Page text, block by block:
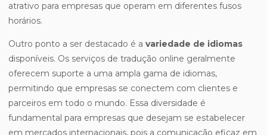
atrativo para empresas que operam em diferentes fusos
horários.
Outro ponto a ser destacado é a variedade de idiomas
disponíveis. Os serviços de tradução online geralmente
oferecem suporte a uma ampla gama de idiomas,
permitindo que empresas se conectem com clientes e
parceiros em todo o mundo. Essa diversidade é
fundamental para empresas que desejam se estabelecer
em mercados internacionais, pois a comunicação eficaz em